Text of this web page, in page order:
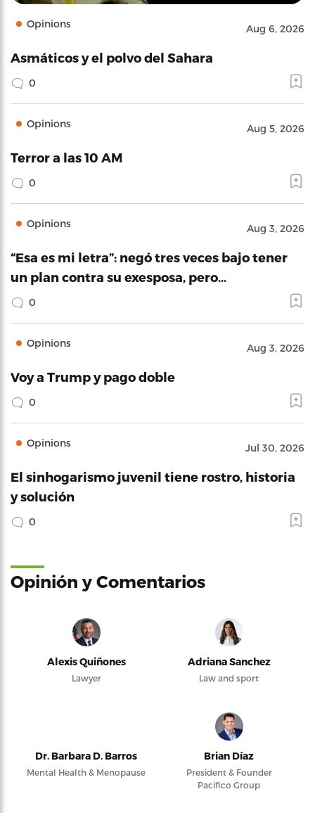
Opinions Aug 6, 2026
Asmáticos y el polvo del Sahara
0
Opinions Aug 5, 2026
Terror a las 10 AM
0
Opinions Aug 3, 2026
“Esa es mi letra”: negó tres veces bajo tener
un plan contra su exesposa, pero…
0
Opinions Aug 3, 2026
Voy a Trump y pago doble
0
Opinions Jul 30, 2026
El sinhogarismo juvenil tiene rostro, historia
y solución
0
Opinión y Comentarios
Alexis Quiñones
Lawyer
Adriana Sanchez
Law and sport
Dr. Barbara D. Barros
Mental Health & Menopause
Brian Díaz
President & Founder
Pacifico Group